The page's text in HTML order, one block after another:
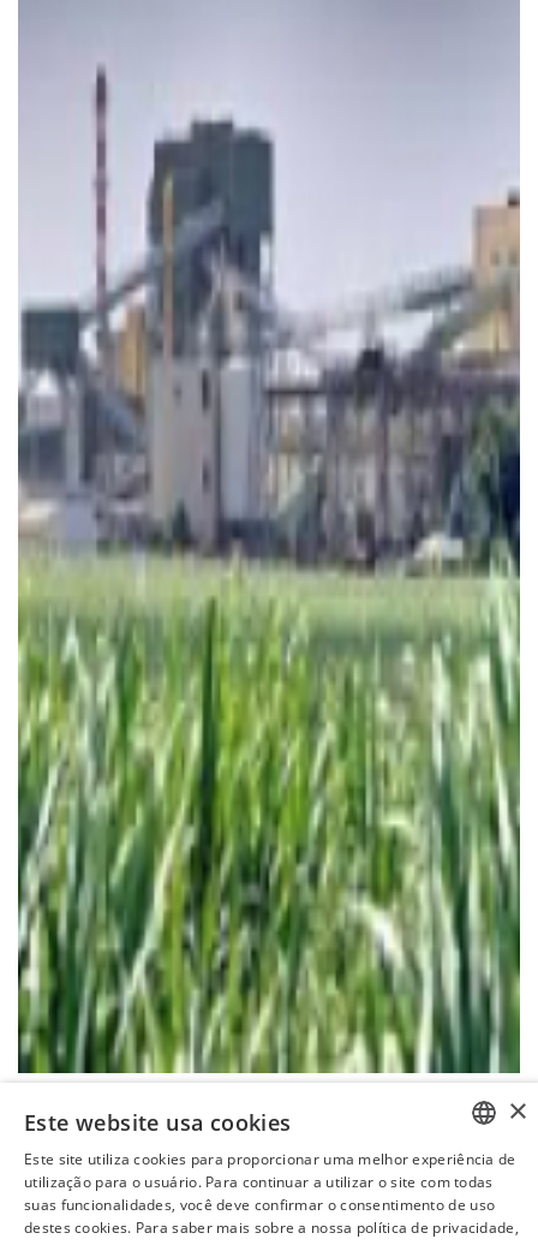
PORTUGUESE
ENGLISH
×
Este website usa cookies
Este site utiliza cookies para proporcionar uma melhor experiência de
utilização para o usuário. Para continuar a utilizar o site com todas
suas funcionalidades, você deve confirmar o consentimento de uso
destes cookies. Para saber mais sobre a nossa política de privacidade,